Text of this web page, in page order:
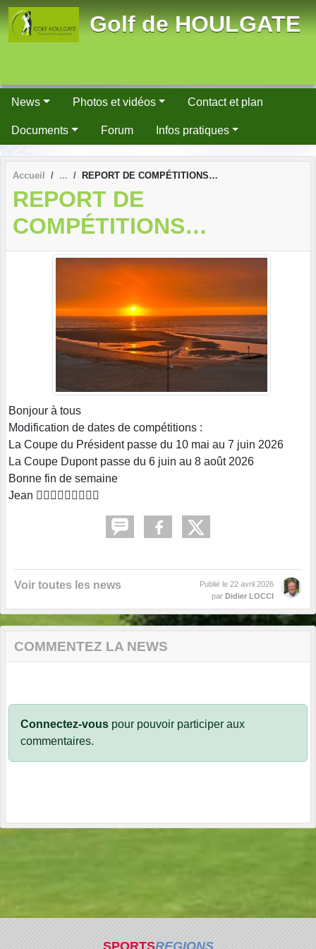
Golf de HOULGATE
News Photos et vidéos Contact et plan
Documents Forum Infos pratiques
Accueil REPORT DE COMPÉTITIONS…
REPORT DE
COMPÉTITIONS…
Bonjour à tous
Modification de dates de compétitions :
La Coupe du Président passe du 10 mai au 7 juin 2026
La Coupe Dupont passe du 6 juin au 8 août 2026
Bonne fin de semaine
Jean 🏌🏾‍♂️🏌🏾‍♂️🏌🏾‍♂️
Voir toutes les news Publié le 22 avril 2026
par Didier LOCCI
COMMENTEZ LA NEWS
Connectez-vous pour pouvoir participer aux
commentaires.
SPORTSREGIONS
Panneau de gestion des cookies